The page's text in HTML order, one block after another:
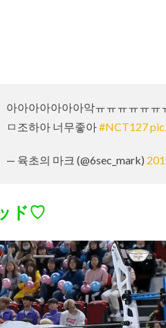
아아아아아아아악ㅠㅠㅠㅠㅠ
ㅁ조하아 너무좋아#NCT127
— 육초의 마크 (@6sec_mark)
ド♡